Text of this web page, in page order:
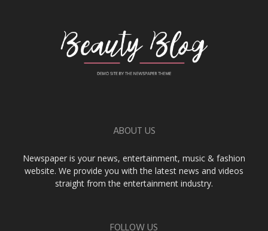
ABOUT US
Newspaper is your news, entertainment, music & fashion
website. We provide you with the latest news and videos
straight from the entertainment industry.